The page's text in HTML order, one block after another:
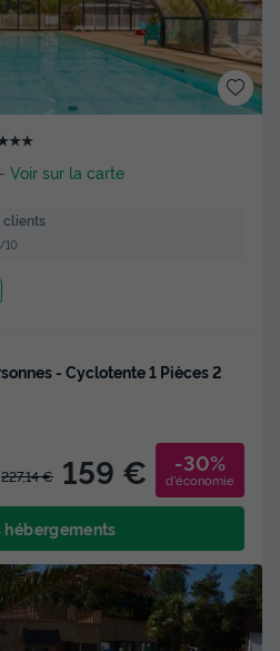
-Voir sur la carte
clients
10
- Cyclotente 1 Pièces 2
227,14 € 159 € -30%
d'économie
hébergements